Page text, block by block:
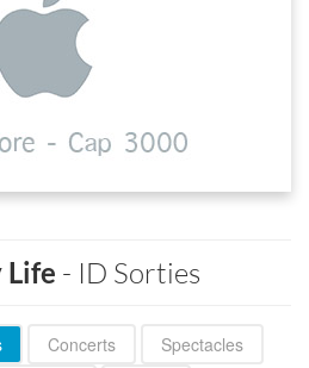
Life - ID Sorties
Concerts
Spectacles